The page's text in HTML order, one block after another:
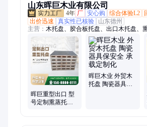
山东晖巨木业有限公司
4年 厂 安心购 综合体验L2
出价迅速
真实性已核验
山东德州
主营： 木托盘、胶合板托盘、出口木托盘、
盘、CP3托盘、冷库专用托盘、仓库周转托
体托盘、设备木箱、出口木箱、大型设备包
木箱、精密仪器包装木箱、抽真扣包装木箱
晖巨重型出口 型
号定制熏蒸托盘
晖巨木业 外贸木
托盘 陶瓷器具保